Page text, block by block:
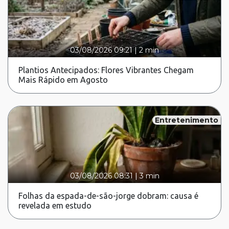
03/08/2026 09:21|2 min
Plantios Antecipados: Flores Vibrantes Chegam
Mais Rápido em Agosto
Entretenimento
03/08/2026 08:31 |3 min
Folhas da espada-de-são-jorge dobram: causa é
revelada em estudo